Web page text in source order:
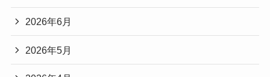
2026年6月
2026年5月